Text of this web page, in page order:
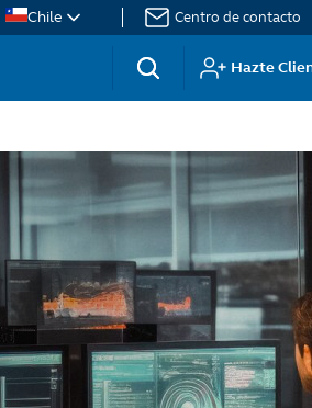
Menu
Right
Chile Centro de contacto
Acceso
sitio
privado
Hazte